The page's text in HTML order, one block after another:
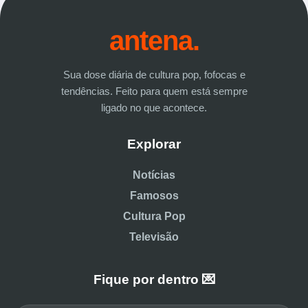
antena.
Sua dose diária de cultura pop, fofocas e
tendências. Feito para quem está sempre
ligado no que acontece.
Explorar
Notícias
Famosos
Cultura Pop
Televisão
Fique por dentro 💌